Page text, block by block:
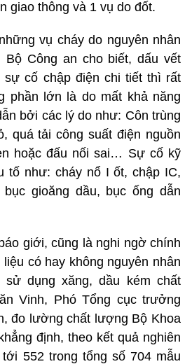
giao thông và 1 vụ do đốt.
vụ cháy do nguyên nhân
Bộ Công an cho biết, dấu vết
cố chập điện chi tiết thì rất
phần lớn là do mất khả năng
bởi các lý do như: Côn trùng
quá tải công suất điện nguồn
hoặc đấu nối sai… Sự cố kỹ
tố như: cháy nổ I ốt, chập IC,
gioăng dầu, bục ống dẫn
giới, cũng là nghi ngờ chính
có hay không nguyên nhân
dụng xăng, dầu kém chất
Vinh, Phó Tổng cục trưởng
đo lường chất lượng Bộ Khoa
định, theo kết quả nghiên
552 trong tổng số 704 mẫu